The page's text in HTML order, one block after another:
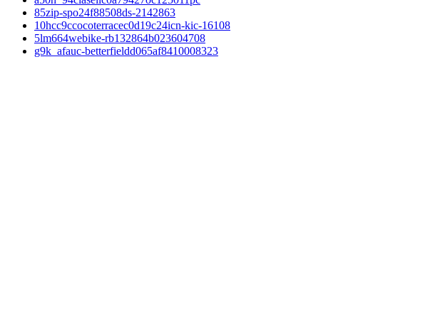
85zip-spo24f88508ds-2142863
10hcc9ccocoterracec0d19c24icn-kic-16108
5lm664webike-rb132864b023604708
g9k_afauc-betterfieldd065af8410008323